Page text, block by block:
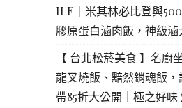
ILE｜米其林必比登與
膠原蛋白滷肉飯，神級
【 台北松菸美食 】名廚
龍叉燒飯、黯然銷魂飯
帶85折大公開｜極之好